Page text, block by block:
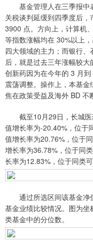
基金管理人在三季报中
关税谈判延缓到四季度后
3900 点。方向上，计算机
等指数涨幅均在 30%以上
四大领域的主力；而银行
后，就是过去三年涨幅较大
创新药因为在今年的 3 月
震荡调整。操作上，本基
焦在政策受益及海外 BD 不
截至10月29日，长城医
值增长率为-20.40%，位于
值增长率为20.76%，位于
增长率为36.78%，位于同
长率为12.83%，位于同类可
通过所选区间该基金净
基金业绩比较情况。图为
类基金中的分位数。